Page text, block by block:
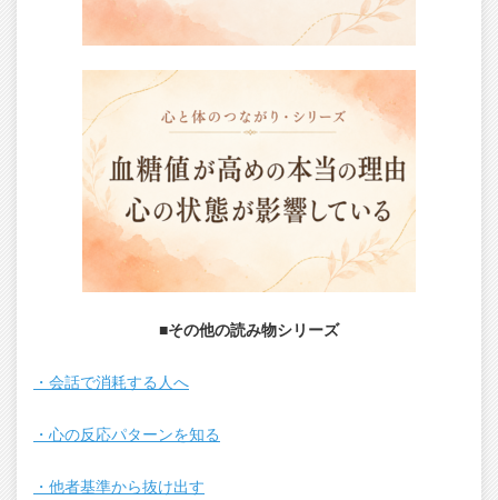
■その他の読み物シリーズ
・会話で消耗する人へ
・心の反応パターンを知る
・他者基準から抜け出す